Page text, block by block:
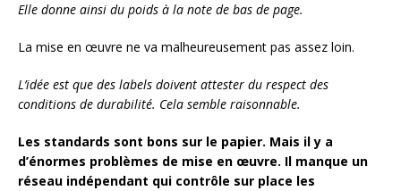
Elle donne ainsi du poids à la note de bas de page.
La mise en œuvre ne va malheureusement pas assez loin.
L’idée est que des labels doivent attester du respect des
conditions de durabilité. Cela semble raisonnable.
Les standards sont bons sur le papier. Mais il y a
d’énormes problèmes de mise en œuvre. Il manque un
réseau indépendant qui contrôle sur place les